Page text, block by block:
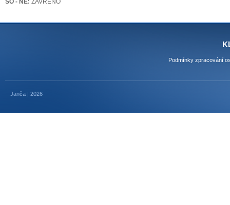
SO - NE: ZAVŘENO
Podmínky zpracování
Janča | 2026